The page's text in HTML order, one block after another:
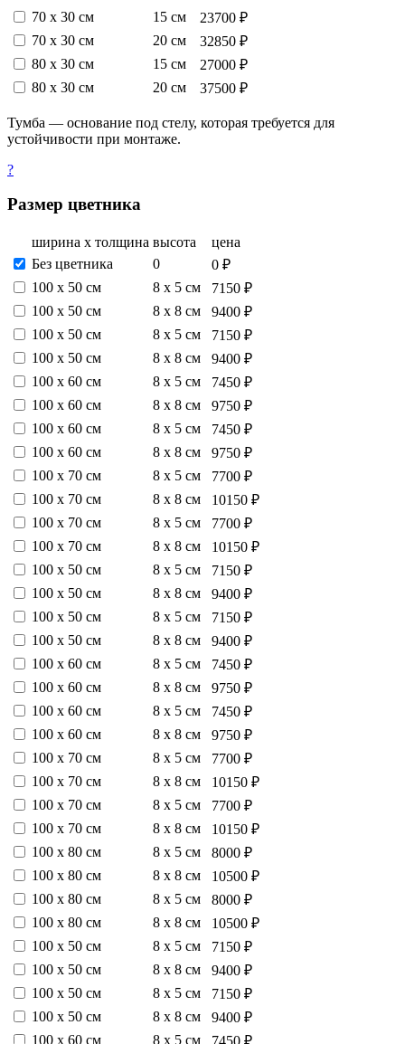
70 х 30 см
15 см
23700 ₽
70 х 30 см
20 см
32850 ₽
80 х 30 см
15 см
27000 ₽
80 х 30 см
20 см 37500 ₽
Тумба — основание под стелу, которая требуется для
устойчивости при монтаже.
?
Размер цветника
ширина х толщина высота
цена
Без цветника
0
0 ₽
100 х 50 см
8 х 5 см
7150 ₽
100 х 50 см
8 х 8 см
9400 ₽
100 х 50 см
8 х 5 см
7150 ₽
100 х 50 см
8 х 8 см
9400 ₽
100 х 60 см
8 х 5 см
7450 ₽
100 х 60 см
8 х 8 см
9750 ₽
100 х 60 см
8 х 5 см
7450 ₽
100 х 60 см
8 х 8 см
9750 ₽
100 х 70 см
8 х 5 см
7700 ₽
100 х 70 см
8 х 8 см
10150 ₽
100 х 70 см
8 х 5 см
7700 ₽
100 х 70 см
8 х 8 см
10150 ₽
100 х 50 см
8 х 5 см
7150 ₽
100 х 50 см
8 х 8 см
9400 ₽
100 х 50 см
8 х 5 см
7150 ₽
100 х 50 см
8 х 8 см
9400 ₽
100 х 60 см
8 х 5 см
7450 ₽
100 х 60 см
8 х 8 см
9750 ₽
100 х 60 см
8 х 5 см
7450 ₽
100 х 60 см
8 х 8 см
9750 ₽
100 х 70 см
8 х 5 см
7700 ₽
100 х 70 см
8 х 8 см
10150 ₽
100 х 70 см
8 х 5 см
7700 ₽
100 х 70 см
8 х 8 см
10150 ₽
100 х 80 см
8 х 5 см
8000 ₽
100 х 80 см
8 х 8 см
10500 ₽
100 х 80 см
8 х 5 см
8000 ₽
100 х 80 см
8 х 8 см
10500 ₽
100 х 50 см
8 х 5 см
7150 ₽
100 х 50 см
8 х 8 см
9400 ₽
100 х 50 см
8 х 5 см
7150 ₽
100 х 50 см
8 х 8 см
9400 ₽
100 х 60 см
8 х 5 см
7450 ₽